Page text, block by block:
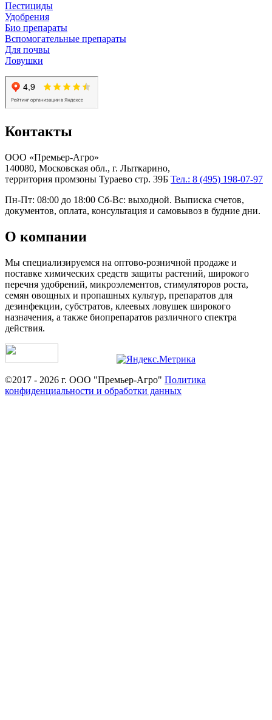
Пестициды
Удобрения
Био препараты
Вспомогательные препараты
Для почвы
Ловушки
Контакты
ООО «Премьер-Агро»
140080, Московская обл., г. Лыткарино,
территория промзоны Тураево стр. 39Б Тел.: 8 (495) 198-07-97
Пн-Пт: 08:00 до 18:00 Сб-Вс: выходной. Выписка счетов,
документов, оплата, консультация и самовывоз в будние дни.
О компании
Мы специализируемся на оптово-розничной продаже и
поставке химических средств защиты растений, широкого
перечня удобрений, микроэлементов, стимуляторов роста,
семян овощных и пропашных культур, препаратов для
дезинфекции, субстратов, клеевых ловушек широкого
назначения, а также биопрепаратов различного спектра
действия.
©2017 - 2026 г. ООО "Премьер-Агро" Политика
конфиденциальности и обработки данных